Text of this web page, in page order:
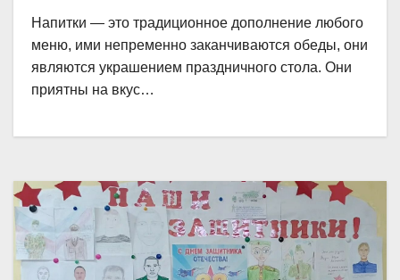
Напитки — это традиционное дополнение любого
меню, ими непременно заканчиваются обеды, они
являются украшением праздничного стола. Они
приятны на вкус…